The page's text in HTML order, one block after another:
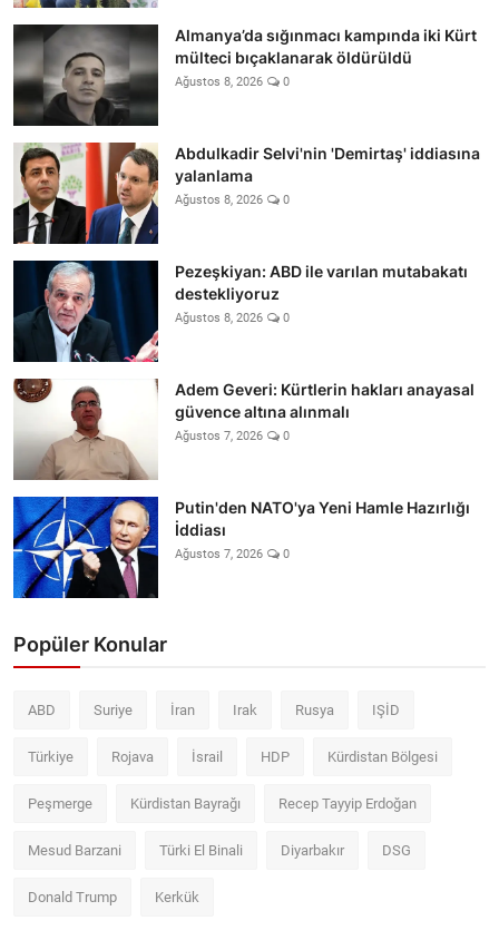
Almanya’da sığınmacı kampında iki Kürt
mülteci bıçaklanarak öldürüldü
Ağustos 8, 2026 0
Abdulkadir Selvi'nin 'Demirtaş' iddiasına
yalanlama
Ağustos 8, 2026 0
Pezeşkiyan: ABD ile varılan mutabakatı
destekliyoruz
Ağustos 8, 2026 0
Adem Geveri: Kürtlerin hakları anayasal
güvence altına alınmalı
Ağustos 7, 2026 0
Putin'den NATO'ya Yeni Hamle Hazırlığı
İddiası
Ağustos 7, 2026 0
Popüler Konular
ABD Suriye İran Irak Rusya IŞİD
Türkiye Rojava İsrail HDP Kürdistan Bölgesi
Peşmerge Kürdistan Bayrağı Recep Tayyip Erdoğan
Mesud Barzani Türki El Binali Diyarbakır DSG
Donald Trump Kerkük